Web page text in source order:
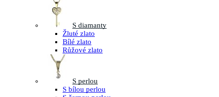
S diamanty
Žluté zlato
Bílé zlato
Růžové zlato
S perlou
S bílou perlou